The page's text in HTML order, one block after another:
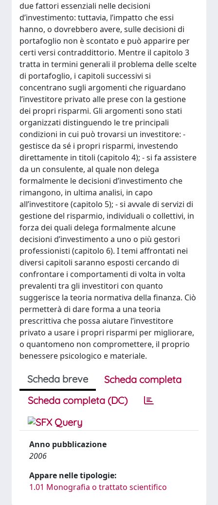
due fattori essenziali nelle decisioni
d’investimento: tuttavia, l’impatto che essi
hanno, o dovrebbero avere, sulle decisioni di
portafoglio non è scontato e può apparire per
certi versi contraddittorio. Mentre il capitolo 3
tratta in termini generali il problema delle scelte
di portafoglio, i capitoli successivi si
concentrano sugli argomenti che riguardano
l’investitore privato alle prese con la gestione
dei propri risparmi. Gli argomenti sono stati
organizzati distinguendo le tre principali
condizioni in cui può trovarsi un investitore: -
gestisce da sé i propri risparmi, investendo
direttamente in titoli (capitolo 4); - si fa assistere
da un consulente, al quale non delega
formalmente le decisioni d’investimento che
rimangono, in ultima analisi, in capo
all’investitore (capitolo 5); - si avvale di servizi di
gestione del risparmio, individuali o collettivi, in
forza dei quali delega formalmente alcune
decisioni d’investimento a uno o più gestori
professionisti (capitolo 6). I temi affrontati nei
diversi capitoli saranno esposti cercando di
confrontare i comportamenti di volta in volta
prevalenti tra gli investitori con quanto
suggerisce la teoria normativa della finanza. Ciò
permetterà di dare forma a una teoria
prescrittiva che possa aiutare l’investitore
privato a usare i propri risparmi per migliorare,
o quantomeno non compromettere, il proprio
benessere psicologico e materiale.
Scheda breve
Scheda completa
Scheda completa (DC)
Anno pubblicazione
2006
Appare nelle tipologie:
1.01 Monografia o trattato scientifico